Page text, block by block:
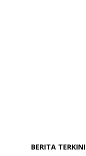
BERITA TERKINI